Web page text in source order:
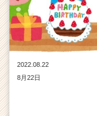
2022.08.22
8月22日